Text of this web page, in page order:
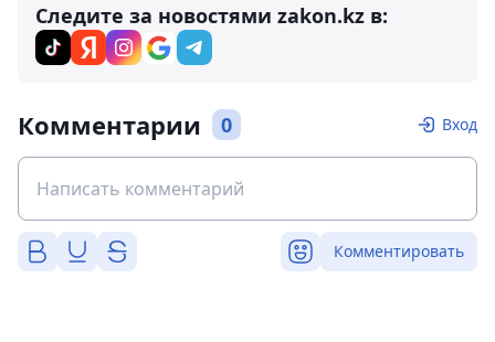
Следите за новостями zakon.kz в:
Комментарии 0 Вход
Комментировать